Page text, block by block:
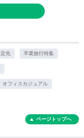
定先 卒業旅行特集
オフィスカジュアル
ページトップへ